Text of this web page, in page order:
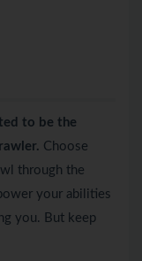
to be the
Choose
through the
your abilities
you. But keep